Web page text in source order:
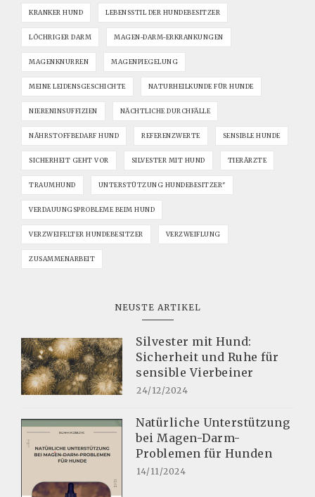
KRANKER HUND LEBENSSTIL DER HUNDEBESITZER
LÖCHRIGER DARM MAGEN-DARM-ERKRANKUNGEN
MAGENKNURREN MAGENPIEGELUNG
MEINE LEIDENSGESCHICHTE NATURHEILKUNDE FÜR HUNDE
NIERENINSUFFIZIEN NÄCHTLICHE DURCHFÄLLE
NÄHRSTOFFBEDARF HUND REFERENZWERTE SENSIBLE HUNDE
SICHERHEIT GEHT VOR SILVESTER MIT HUND TIERÄRZTE
TRAUMHUND UNTERSTÜTZUNG HUNDEBESITZER"
VERDAUUNGSPROBLEME BEIM HUND
VERZWEIFELTER HUNDEBESITZER VERZWEIFLUNG
ZUSAMMENARBEIT
NEUSTE ARTIKEL
Silvester mit Hund:
Sicherheit und Ruhe für
sensible Vierbeiner
24/12/2024
Natürliche Unterstützung
bei Magen-Darm-
Problemen für Hunden
14/11/2024